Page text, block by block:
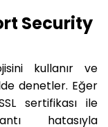
Security
kullanır ve
denetler. Eğer
sertifikası ile
hatasıyla